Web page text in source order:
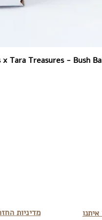
x Tara Treasures - Bush
מדיניות